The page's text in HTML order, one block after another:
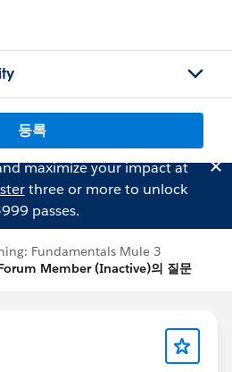
등록
maximize your impact at
three or more to unlock
passes.
Fundamentals Mule 3
Member (Inactive)의 질문